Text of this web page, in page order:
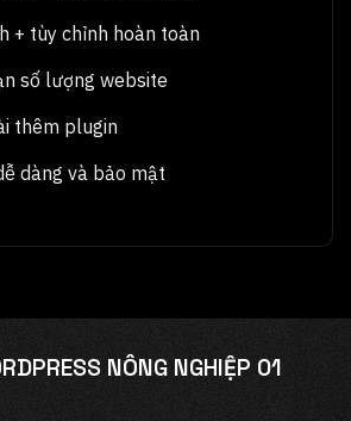
+ tùy chỉnh hoàn toàn
số lượng website
thêm plugin
dàng và bảo mật
NÔNG NGHIỆP 01